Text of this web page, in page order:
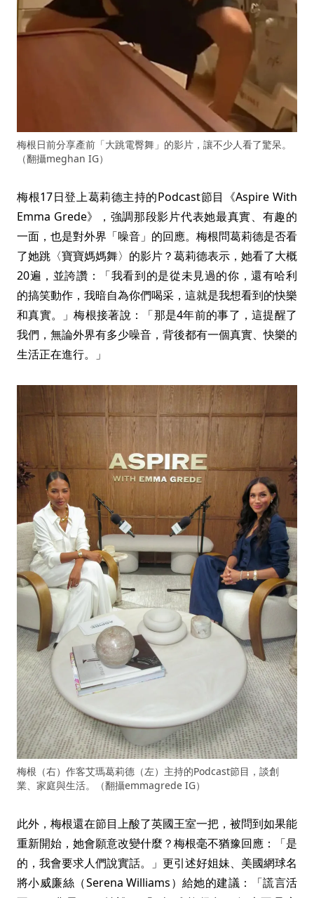
梅根日前分享產前「大跳電臀舞」的影片，讓不少人看了驚呆。
（翻攝meghan IG）
梅根17日登上葛莉德主持的Podcast節目《Aspire With
Emma Grede》，強調那段影片代表她最真實、有趣的
一面，也是對外界「噪音」的回應。梅根問葛莉德是否看
了她跳〈寶寶媽媽舞〉的影片？葛莉德表示，她看了大概
20遍，並誇讚：「我看到的是從未見過的你，還有哈利
的搞笑動作，我暗自為你們喝采，這就是我想看到的快樂
和真實。」梅根接著說：「那是4年前的事了，這提醒了
我們，無論外界有多少噪音，背後都有一個真實、快樂的
生活正在進行。」
梅根（右）作客艾瑪葛莉德（左）主持的Podcast節目，談創
業、家庭與生活。（翻攝emmagrede IG）
此外，梅根還在節目上酸了英國王室一把，被問到如果能
重新開始，她會願意改變什麼？梅根毫不猶豫回應：「是
的，我會要求人們說實話。」更引述好姐妹、美國網球名
將小威廉絲（Serena Williams）給她的建議：「謊言活